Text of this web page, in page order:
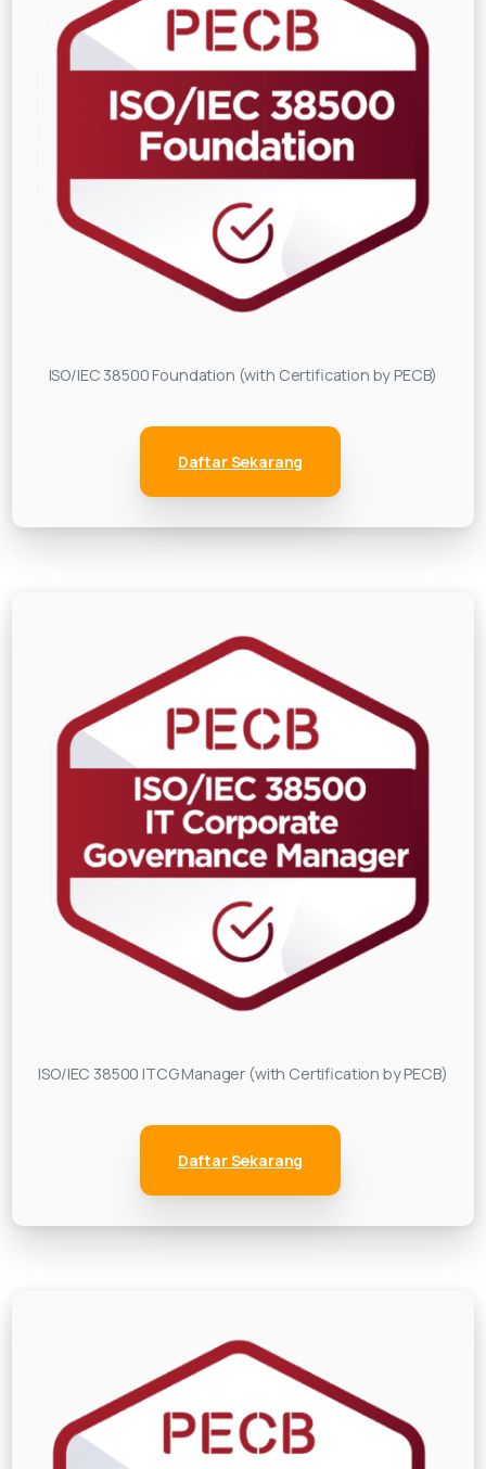
ISO/IEC 38500 Foundation (with Certification by PECB)
Daftar Sekarang
ISO/IEC 38500 ITCG Manager (with Certification by PECB)
Daftar Sekarang